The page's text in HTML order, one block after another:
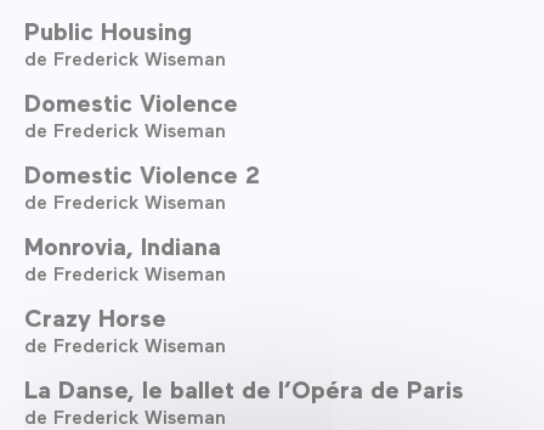
Public Housing
de Frederick Wiseman
Domestic Violence
de Frederick Wiseman
Domestic Violence 2
de Frederick Wiseman
Monrovia, Indiana
de Frederick Wiseman
Crazy Horse
de Frederick Wiseman
La Danse, le ballet de l’Opéra de Paris
de Frederick Wiseman